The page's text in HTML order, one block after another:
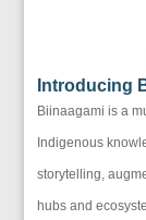
Introducing
Biinaagami is a
Indigenous
storytelling,
hubs and